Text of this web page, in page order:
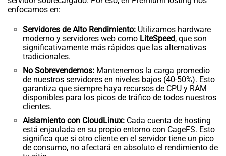
enfocamos en:
Servidores de Alto Rendimiento: Utilizamos hardware
moderno y servidores web como LiteSpeed, que son
significativamente más rápidos que las alternativas
tradicionales.
No Sobrevendemos: Mantenemos la carga promedio
de nuestros servidores en niveles bajos (40-50%). Esto
garantiza que siempre haya recursos de CPU y RAM
disponibles para los picos de tráfico de todos nuestros
clientes.
Aislamiento con CloudLinux: Cada cuenta de hosting
está enjaulada en su propio entorno con CageFS. Esto
significa que si otro cliente en el servidor tiene un pico
de consumo, no afectará en absoluto el rendimiento de